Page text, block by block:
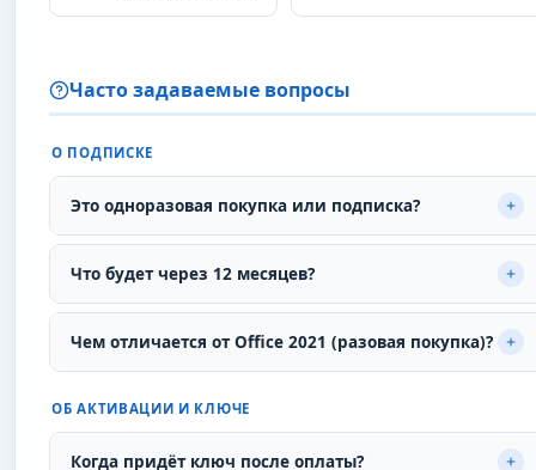
Часто задаваемые вопросы
О ПОДПИСКЕ
Это одноразовая покупка или подписка?
Это подписка на 12 месяцев. По истечении срока
продолжения работы нужно продлить подписку в
Что будет через 12 месяцев?
Подписка истекает и приложения переходят в режим
дней, затем хранилище сокращается до 5 ГБ. Продлите
Чем отличается от Office 2021 (разовая покупка)?
Office 2021 — разовая покупка без обновлений, только
5 ГБ OneDrive, работает на 1 устройстве. Microsoft 365
— живая подписка: постоянные обновления, Copilot AI,
ОБ АКТИВАЦИИ И КЛЮЧЕ
Когда придёт ключ после оплаты?